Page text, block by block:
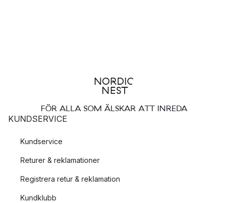
FÖR ALLA SOM ÄLSKAR ATT INREDA
KUNDSERVICE
Kundservice
Returer & reklamationer
Registrera retur & reklamation
Kundklubb